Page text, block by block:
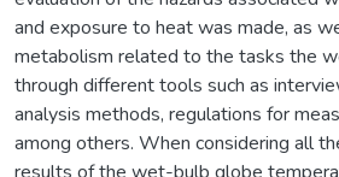
and exposure to heat was made, as
metabolism related to the tasks the
through different tools such as
analysis methods, regulations for
among others. When considering all